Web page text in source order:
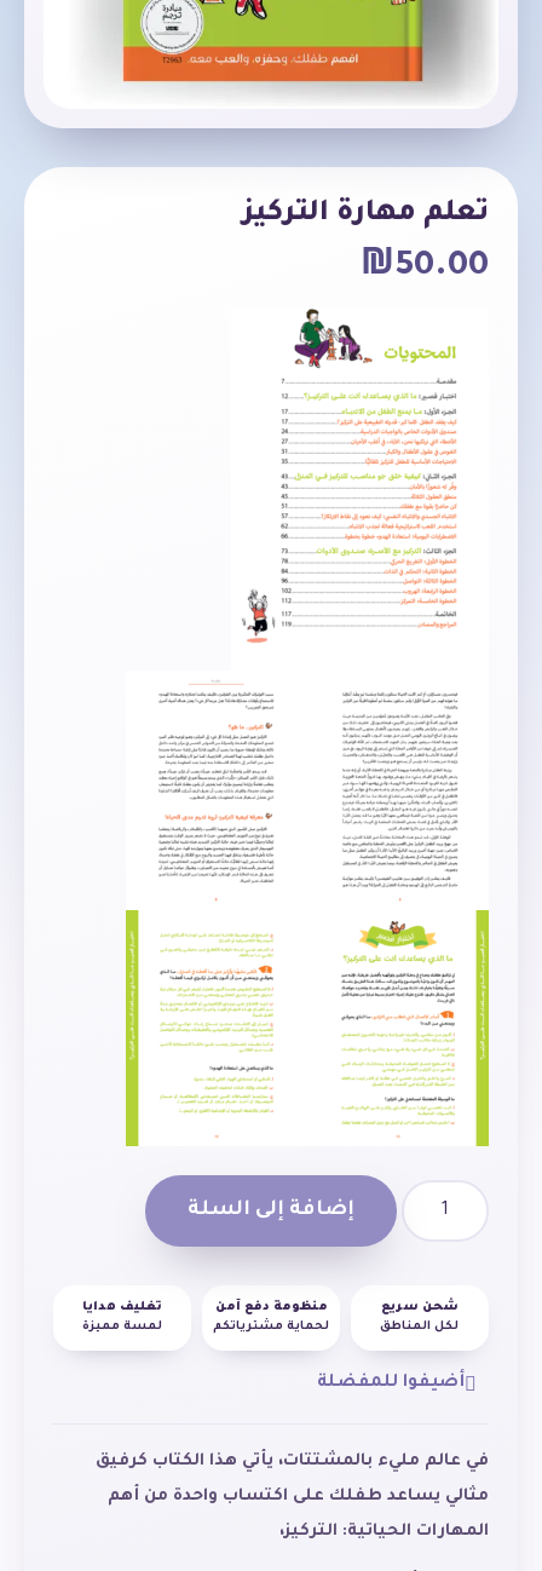
تعلم مهارة التركيز
₪50.00
إضافة إلى السلة
شحن سريع
لكل المناطق
منظومة دفع آمن
لحماية مشترياتكم
تغليف هدايا
لمسة مميزة
أضيفوا للمفضلة
في عالم مليء بالمشتتات، يأتي هذا الكتاب كرفيق
مثالي يساعد طفلك على اكتساب واحدة من أهم
المهارات الحياتية: التركيز،